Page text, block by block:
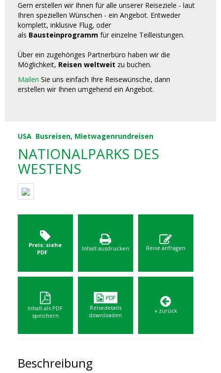
Gern erstellen wir Ihnen für alle unserer Reiseziele - laut
Ihren speziellen Wünschen - ein Angebot. Entweder
komplett, inklusive Flug, oder
als Bausteinprogramm für einzelne Teilleistungen.
Über ein zugehöriges Partnerbüro haben wir die
Möglichkeit, Reisen weltweit zu buchen.
Mailen Sie uns einfach Ihre Reisewünsche, dann
erstellen wir Ihnen umgehend ein Angebot.
USA Busreisen, Mietwagenrundreisen
NATIONALPARKS DES
WESTENS
Preis: siehe
PDF
Inhalt ausdrucken Reise anfragen
Inhalt als PDF
speichern
Reisedetails
downloaden
« zurück
Beschreibung